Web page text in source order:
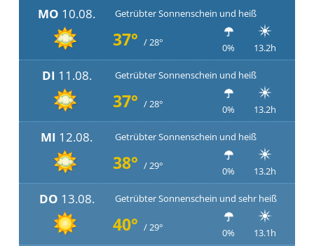
MO 10.08. Getrübter Sonnenschein und heiß
37° / 28° 0% 13.2h
DI 11.08. Getrübter Sonnenschein und heiß
37° / 28° 0% 13.2h
MI 12.08. Getrübter Sonnenschein und heiß
38° / 29° 0% 13.2h
DO 13.08. Getrübter Sonnenschein und sehr heiß
40° / 29° 0% 13.1h